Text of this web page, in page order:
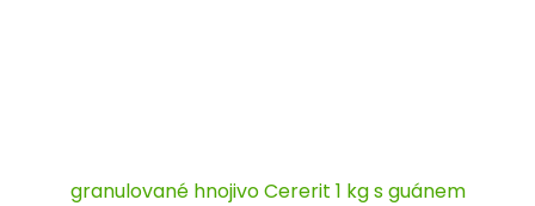
granulované hnojivo Cererit 1 kg s guánem